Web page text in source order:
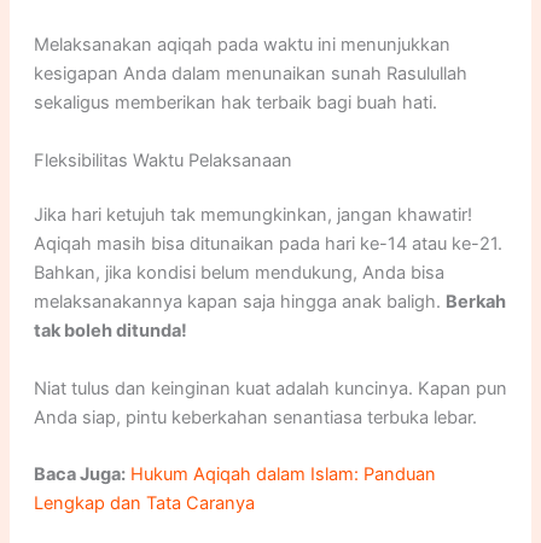
Melaksanakan aqiqah pada waktu ini menunjukkan
kesigapan Anda dalam menunaikan sunah Rasulullah
sekaligus memberikan hak terbaik bagi buah hati.
Fleksibilitas Waktu Pelaksanaan
Jika hari ketujuh tak memungkinkan, jangan khawatir!
Aqiqah masih bisa ditunaikan pada hari ke-14 atau ke-21.
Bahkan, jika kondisi belum mendukung, Anda bisa
melaksanakannya kapan saja hingga anak baligh. Berkah
tak boleh ditunda!
Niat tulus dan keinginan kuat adalah kuncinya. Kapan pun
Anda siap, pintu keberkahan senantiasa terbuka lebar.
Baca Juga: Hukum Aqiqah dalam Islam: Panduan
Lengkap dan Tata Caranya